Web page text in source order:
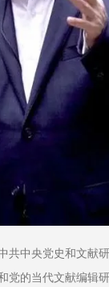
共中央党史和文献
党的当代文献编辑